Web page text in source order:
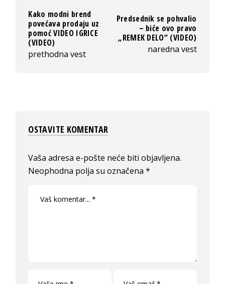
Kako modni brend
povećava prodaju uz
pomoć VIDEO IGRICE
(VIDEO)
prethodna vest
Predsednik se pohvalio
– biće ovo pravo
„REMEK DELO“ (VIDEO)
naredna vest
OSTAVITE KOMENTAR
Vaša adresa e-pošte neće biti objavljena.
Neophodna polja su označena*